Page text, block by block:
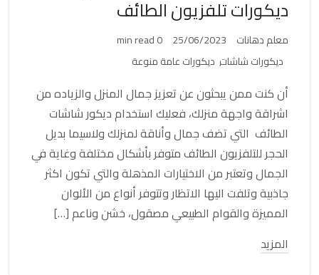
ديكورات تلفزيون الطائف
معلم دهانات 25/06/2023
0 min read
ديكورات شاشات ديكورات عامة منوعة
أن كنت ممن يبحثون عن تعزيز جمال المنزل والزياده من
اشراقة واجهة منزلك، فعليك استخدام ديكور شاشات
الطائف التي تضف جمال وأناقة لمنزلك ولاسيما بديل
الحجر للتلفزيون الطائف متوفر بأشكال مختلفة وغاية في
الجمال وتعتبر من الاختيارات المذهلة والتي تكون اكثر
جاذبية وتلفت اليها الاتظار وتتوفر أنواع من الألوان
المميزة والقوام الطبيعي مصقول، خشن وناعم […]
المزيد